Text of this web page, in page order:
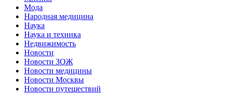
Мода
Народная медицина
Наука
Наука и техника
Недвижимость
Новости
Новости ЗОЖ
Новости медицины
Новости Москвы
Новости путешествий